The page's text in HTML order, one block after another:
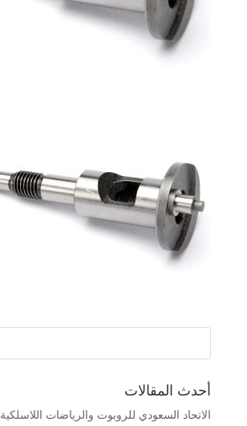
أحدث المقالات
الاتحاد السعودي للروبوت والرياضات اللاسلكية